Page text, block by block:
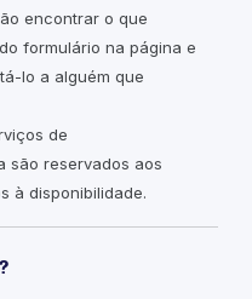
encontrar o que
formulário na página e
lo a alguém que
de
são reservados aos
à disponibilidade.